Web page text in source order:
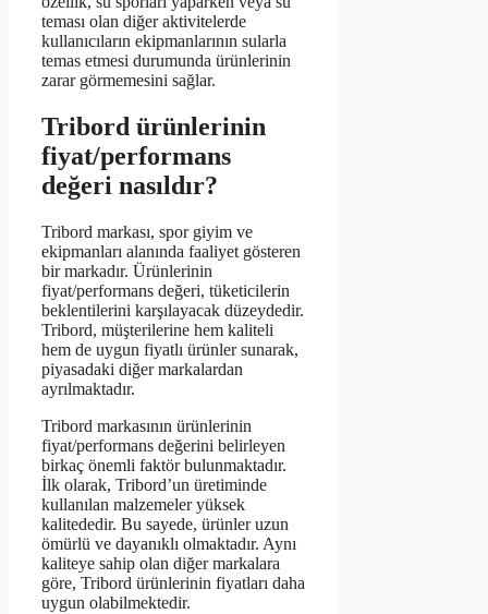
teması olan diğer aktivitelerde
kullanıcıların ekipmanlarının sularla
temas etmesi durumunda ürünlerinin
zarar görmemesini sağlar.
Tribord ürünlerinin
fiyat/performans
değeri nasıldır?
Tribord markası, spor giyim ve
ekipmanları alanında faaliyet gösteren
bir markadır. Ürünlerinin
fiyat/performans değeri, tüketicilerin
beklentilerini karşılayacak düzeydedir.
Tribord, müşterilerine hem kaliteli
hem de uygun fiyatlı ürünler sunarak,
piyasadaki diğer markalardan
ayrılmaktadır.
Tribord markasının ürünlerinin
fiyat/performans değerini belirleyen
birkaç önemli faktör bulunmaktadır.
İlk olarak, Tribord’un üretiminde
kullanılan malzemeler yüksek
kalitededir. Bu sayede, ürünler uzun
ömürlü ve dayanıklı olmaktadır. Aynı
kaliteye sahip olan diğer markalara
göre, Tribord ürünlerinin fiyatları daha
uygun olabilmektedir.